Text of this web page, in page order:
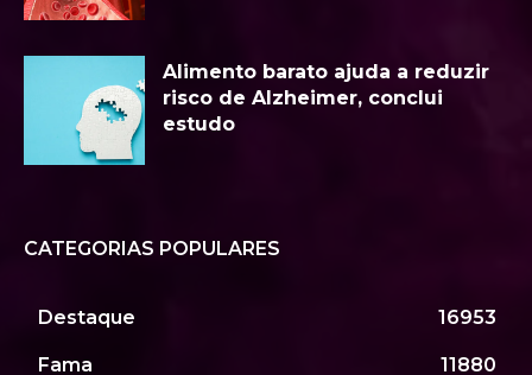
Alimento barato ajuda a reduzir
risco de Alzheimer, conclui
estudo
CATEGORIAS POPULARES
Destaque 16953
Fama 11880